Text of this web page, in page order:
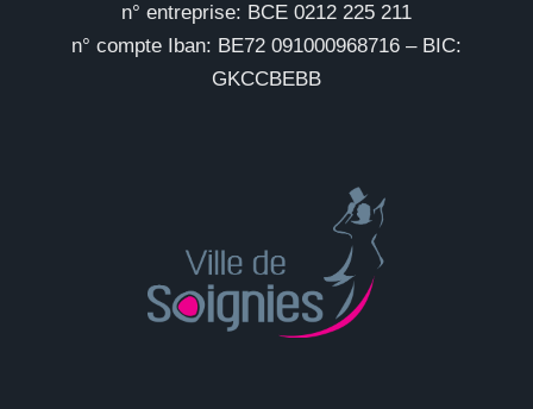
n° entreprise: BCE 0212 225 211
n° compte Iban: BE72 091000968716 – BIC:
GKCCBEBB